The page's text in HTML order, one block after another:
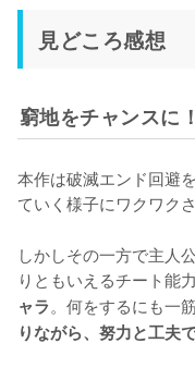
見どころ感想
窮地をチャンスに
本作は破滅エンド回避
ていく様子にワクワク
しかしその一方で主人
りともいえるチート能
ャラ。何をするにも一
りながら、努力と工夫